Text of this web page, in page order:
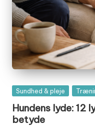
Posted
Sundhed & pleje
Hundens lyde: 12
betyde